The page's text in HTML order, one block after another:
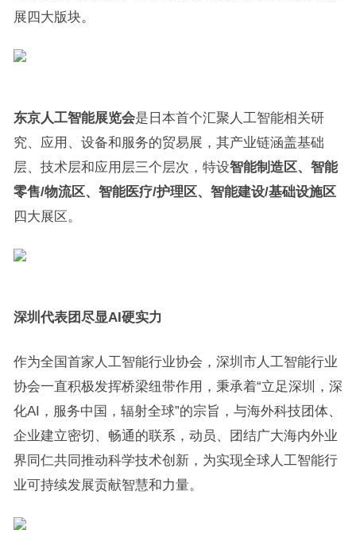
展四大版块。
东京人工智能展览会是日本首个汇聚人工智能相关研
究、应用、设备和服务的贸易展，其产业链涵盖基础
层、技术层和应用层三个层次，特设智能制造区、智能
零售/物流区、智能医疗/护理区、智能建设/基础设施区
四大展区。
深圳代表团尽显AI硬实力
作为全国首家人工智能行业协会，深圳市人工智能行业
协会一直积极发挥桥梁纽带作用，秉承着“立足深圳，深
化AI，服务中国，辐射全球”的宗旨，与海外科技团体、
企业建立密切、畅通的联系，动员、团结广大海内外业
界同仁共同推动科学技术创新，为实现全球人工智能行
业可持续发展贡献智慧和力量。